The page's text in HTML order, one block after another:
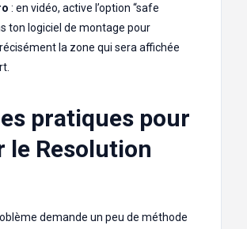
: en vidéo, active l’option “safe
ton logiciel de montage pour
la zone qui sera affichée
pratiques pour
le Resolution
demande un peu de méthode